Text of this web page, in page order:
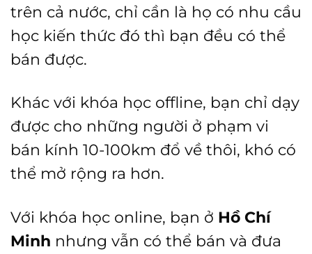
trên cả nước, chỉ cần là họ có nhu cầu
học kiến thức đó thì bạn đều có thể
bán được.
Khác với khóa học offline, bạn chỉ dạy
được cho những người ở phạm vi
bán kính 10-100km đổ về thôi, khó có
thể mở rộng ra hơn.
Với khóa học online, bạn ở Hồ Chí
Minh nhưng vẫn có thể bán và đưa